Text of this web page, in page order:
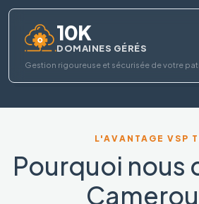
10K
DOMAINES GÉRÉS
Gestion rigoureuse et sécurisée de votre
L'AVANTAGE VSP
Pourquoi nous